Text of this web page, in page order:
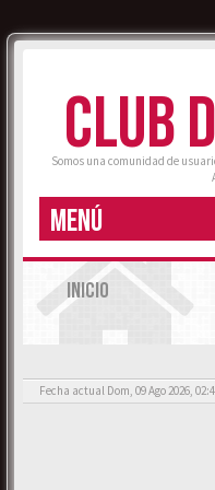
CLUB
Somos una comunidad de
MENÚ
INICIO
Fecha actual Dom, 09 Ago 2026,